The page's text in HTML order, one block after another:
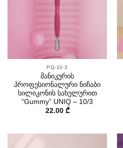
PQ-10-3
მანიკურის
პროფესიონალური ნიჩაბი
სილიკონის სახელურით
“Gummy” UNIQ – 10/3
22.00 ₾